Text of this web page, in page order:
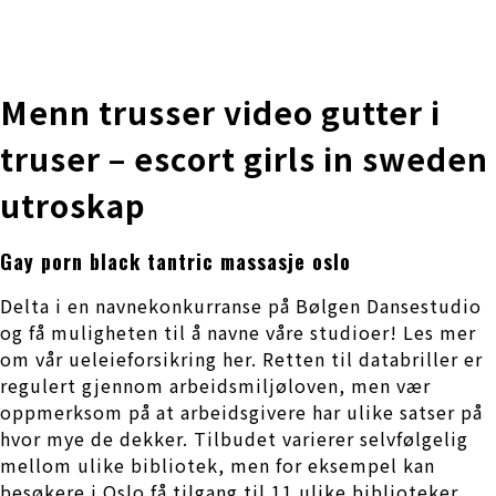
Menn trusser video gutter i
truser – escort girls in sweden
utroskap
Gay porn black tantric massasje oslo
Delta i en navnekonkurranse på Bølgen Dansestudio
og få muligheten til å navne våre studioer! Les mer
om vår ueleieforsikring her. Retten til databriller er
regulert gjennom arbeidsmiljøloven, men vær
oppmerksom på at arbeidsgivere har ulike satser på
hvor mye de dekker. Tilbudet varierer selvfølgelig
mellom ulike bibliotek, men for eksempel kan